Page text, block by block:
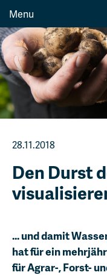
28.11.2018
Den Durst
... und damit
hat für ein
für Agrar-, Forst-
Menu